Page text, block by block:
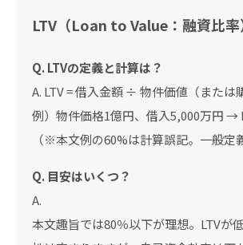
LTV（Loan to Value：融資比率
Q. LTVの定義と計算は？
A. LTV = 借入金額 ÷ 物件価値（または
例）物件価格1億円、借入5,000万円 →
（※本文例の60%は計算誤記。一般定
Q. 目安はいくつ？
A.
本文趣旨では80％以下が理想。LTVが